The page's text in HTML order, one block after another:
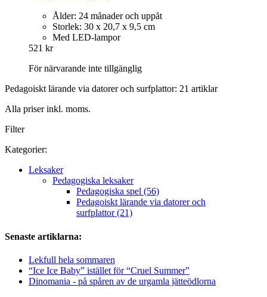
Ålder: 24 månader och uppåt
Storlek: 30 x 20,7 x 9,5 cm
Med LED-lampor
521 kr
För närvarande inte tillgänglig
Pedagoiskt lärande via datorer och surfplattor: 21 artiklar
Alla priser inkl. moms.
Filter
Kategorier:
Leksaker
Pedagogiska leksaker
Pedagogiska spel (56)
Pedagoiskt lärande via datorer och
surfplattor (21)
Senaste artiklarna:
Lekfull hela sommaren
“Ice Ice Baby” istället för “Cruel Summer”
Dinomania - på spåren av de urgamla jätteödlorna